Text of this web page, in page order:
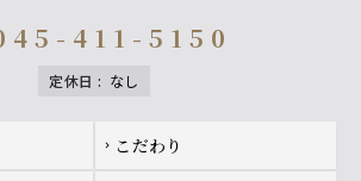
411-5150
定休日 : なし
chevron_right こだわり